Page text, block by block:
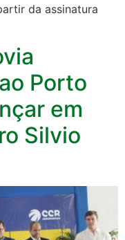
da assinatura
Porto
em
Silvio